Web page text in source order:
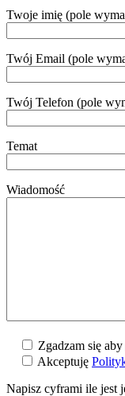
Twoje imię (pole
Twój Email (pole
Twój Telefon (pole
Temat
Wiadomość
Zgadzam się
Akceptuję
Napisz cyframi ile jest